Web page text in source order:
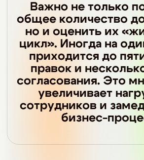
Важно не только
общее количество
но и оценить их
цикл». Иногда на
приходится до
правок и
согласования. Это
увеличивает
сотрудников и
бизнес-